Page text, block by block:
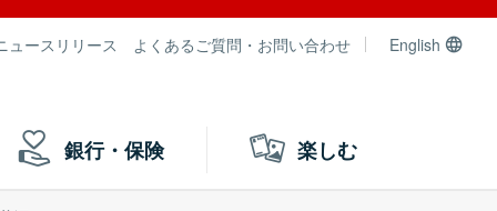
ュースリリース よくあるご質問・お問い合わせ English
銀行・保険 楽しむ